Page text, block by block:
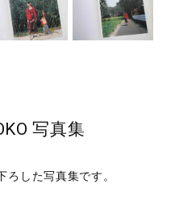
写真集
ろした写真集です。